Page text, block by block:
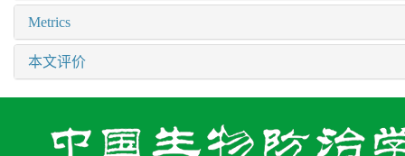
Metrics
本文评价